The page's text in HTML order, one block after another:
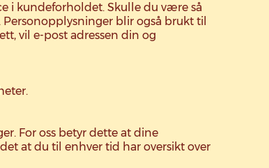
i kundeforholdet. Skulle du være så
blir også brukt til
vil e-post adressen din og
For oss betyr dette at dine
at du til enhver tid har oversikt over